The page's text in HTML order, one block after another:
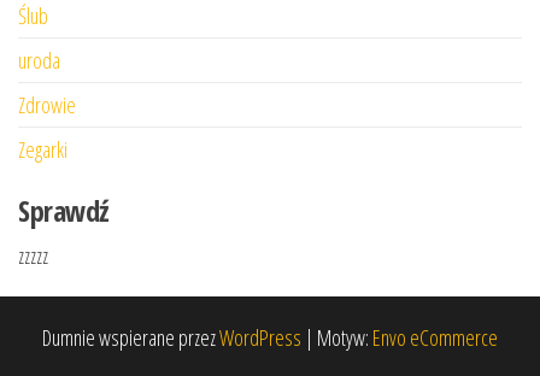
Ślub
uroda
Zdrowie
Zegarki
Sprawdź
zzzzz
Dumnie wspierane przezWordPress | Motyw: Envo eCommerce